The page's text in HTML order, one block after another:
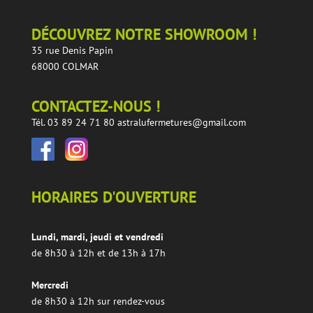
DÉCOUVREZ NOTRE SHOWROOM !
35 rue Denis Papin
68000 COLMAR
CONTACTEZ-NOUS !
Tél. 03 89 24 71 80 astralufermetures@gmail.com
HORAIRES D'OUVERTURE
Lundi, mardi, jeudi et vendredi
de 8h30 à 12h et de 13h à 17h
Mercredi
de 8h30 à 12h sur rendez-vous